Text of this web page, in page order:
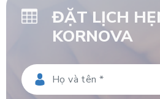
ĐẶT LỊCH
KORNOVA